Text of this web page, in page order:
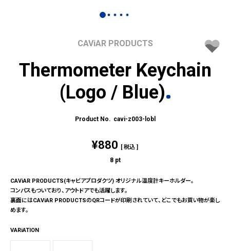
CAViAR PRODUCTS
Thermometer Keychain
(Logo / Blue)
cavi-z003-lobl
¥880 税込
8 pt
CAViAR PRODUCTS(キャビアプロダクツ) オリジナル温度計キーホルダー。
コンパスもついており、アウトドアでも活躍します。
裏面にはCAViAR PRODUCTSのQRコードが印刷されていて、どこでもお買い物が楽し
めます。
VARiATION